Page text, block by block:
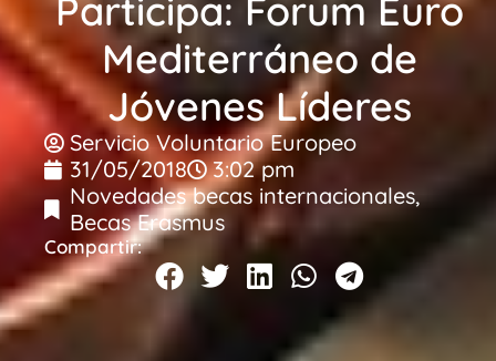
Participa: Forum Euro
Mediterráneo de
Jóvenes Líderes
Servicio Voluntario Europeo
31/05/2018
3:02 pm
Novedades becas internacionales,
Becas Erasmus
Compartir: